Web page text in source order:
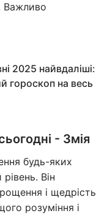
Важливо
2025 найвдаліші:
гороскоп на весь
- Змія
будь-яких
Він
і щедрість
розуміння і